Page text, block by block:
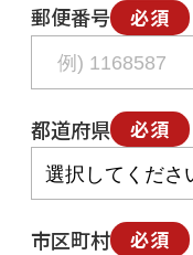
郵便番号
必須
都道府県 必須
市区町村 必須